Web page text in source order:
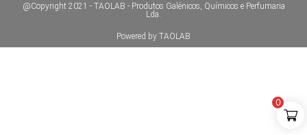
0
@Copyright 2021 - TAOLAB - Produtos Galénicos, Químicos e Perfumaria
Lda.
Powered by TAOLAB